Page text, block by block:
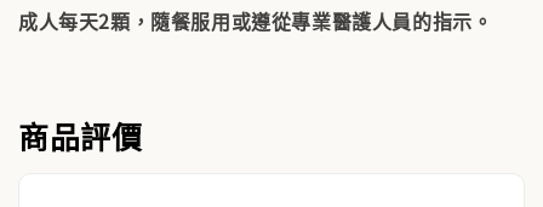
成人每天2顆，隨餐服用或遵從專業醫護人員的指示。
商品評價